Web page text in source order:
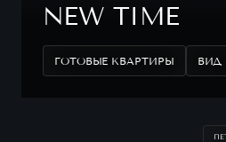
NEW TIME
ГОТОВЫЕ КВАРТИРЫ ВИД